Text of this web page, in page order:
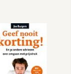
in je schoenen
zelf